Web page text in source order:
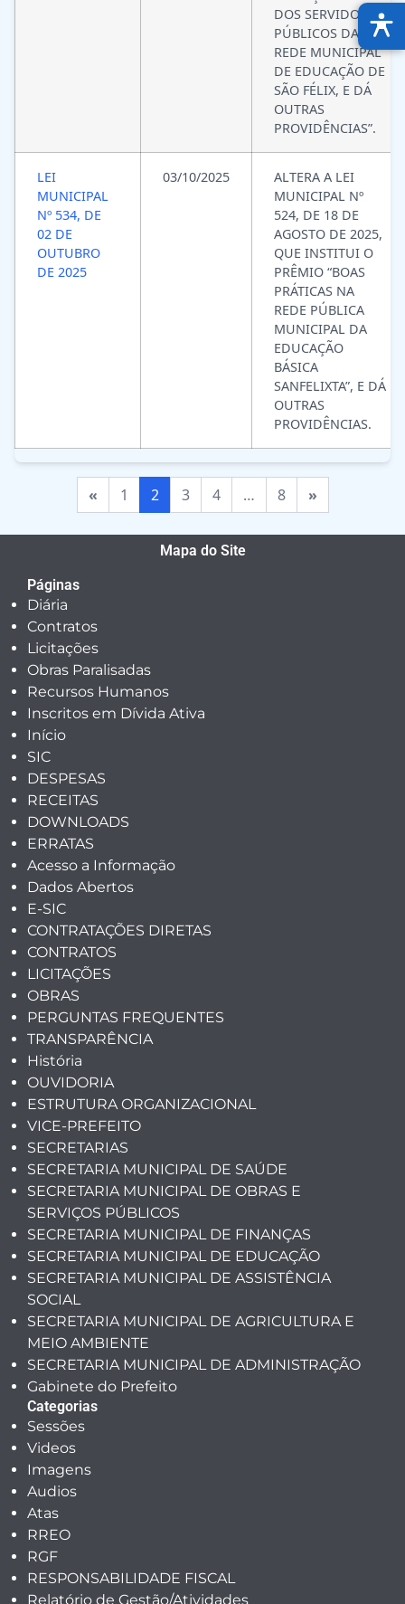
DOS SERVIDORES
PÚBLICOS DA
REDE MUNICIPAL
DE EDUCAÇÃO DE
SÃO FÉLIX, E DÁ
OUTRAS
PROVIDÊNCIAS”.
LEI
MUNICIPAL
Nº 534, DE
02 DE
OUTUBRO
DE 2025
03/10/2025
ALTERA A LEI
MUNICIPAL Nº
524, DE 18 DE
AGOSTO DE 2025,
QUE INSTITUI O
PRÊMIO “BOAS
PRÁTICAS NA
REDE PÚBLICA
MUNICIPAL DA
EDUCAÇÃO
BÁSICA
SANFELIXTA”, E DÁ
OUTRAS
PROVIDÊNCIAS.
« 1 2 3 4 … 8 »
Mapa do Site
Páginas
Diária
Contratos
Licitações
Obras Paralisadas
Recursos Humanos
Inscritos em Dívida Ativa
Início
SIC
DESPESAS
RECEITAS
DOWNLOADS
ERRATAS
Acesso a Informação
Dados Abertos
E-SIC
CONTRATAÇÕES DIRETAS
CONTRATOS
LICITAÇÕES
OBRAS
PERGUNTAS FREQUENTES
TRANSPARÊNCIA
História
OUVIDORIA
ESTRUTURA ORGANIZACIONAL
VICE-PREFEITO
SECRETARIAS
SECRETARIA MUNICIPAL DE SAÚDE
SECRETARIA MUNICIPAL DE OBRAS E
SERVIÇOS PÚBLICOS
SECRETARIA MUNICIPAL DE FINANÇAS
SECRETARIA MUNICIPAL DE EDUCAÇÃO
SECRETARIA MUNICIPAL DE ASSISTÊNCIA
SOCIAL
SECRETARIA MUNICIPAL DE AGRICULTURA E
MEIO AMBIENTE
SECRETARIA MUNICIPAL DE ADMINISTRAÇÃO
Gabinete do Prefeito
Categorias
Sessões
Videos
Imagens
Audios
Atas
RREO
RGF
RESPONSABILIDADE FISCAL
Relatório de Gestão/Atividades